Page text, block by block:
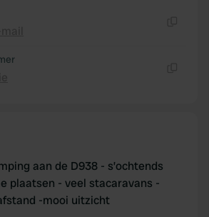
aan de D938 - s’ochtends
plaatsen - veel stacaravans -
-mooi uitzicht